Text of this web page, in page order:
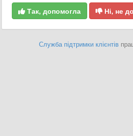
Так, допомогла Ні, не
Служба підтримки клієнтів